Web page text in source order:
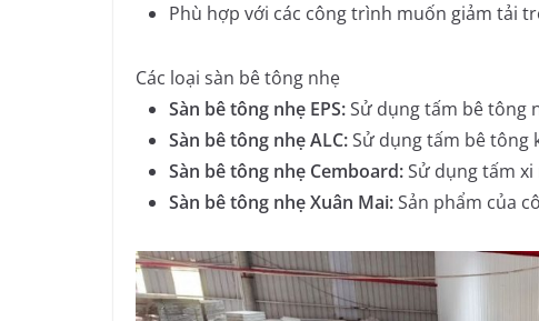
Phù hợp với các công trình muốn giảm tải
Các loại sàn bê tông nhẹ
Sàn bê tông nhẹ EPS:Sử dụng tấm bê tông
Sàn bê tông nhẹ ALC:Sử dụng tấm bê tông
Sàn bê tông nhẹ Cemboard:Sử dụng tấm
Sàn bê tông nhẹ Xuân Mai:Sản phẩm của